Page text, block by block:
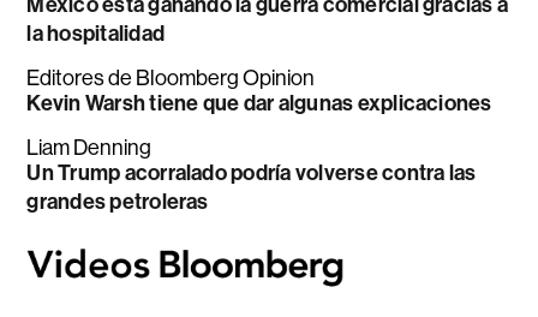
la hospitalidad
Editores de Bloomberg Opinion
Kevin Warsh tiene que dar algunas explicaciones
Liam Denning
Un Trump acorralado podría volverse contra las
grandes petroleras